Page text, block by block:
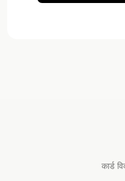
कार्ड